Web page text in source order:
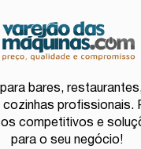
bares,
cozinhas profissionais.
competitivos e
para o seu negócio!